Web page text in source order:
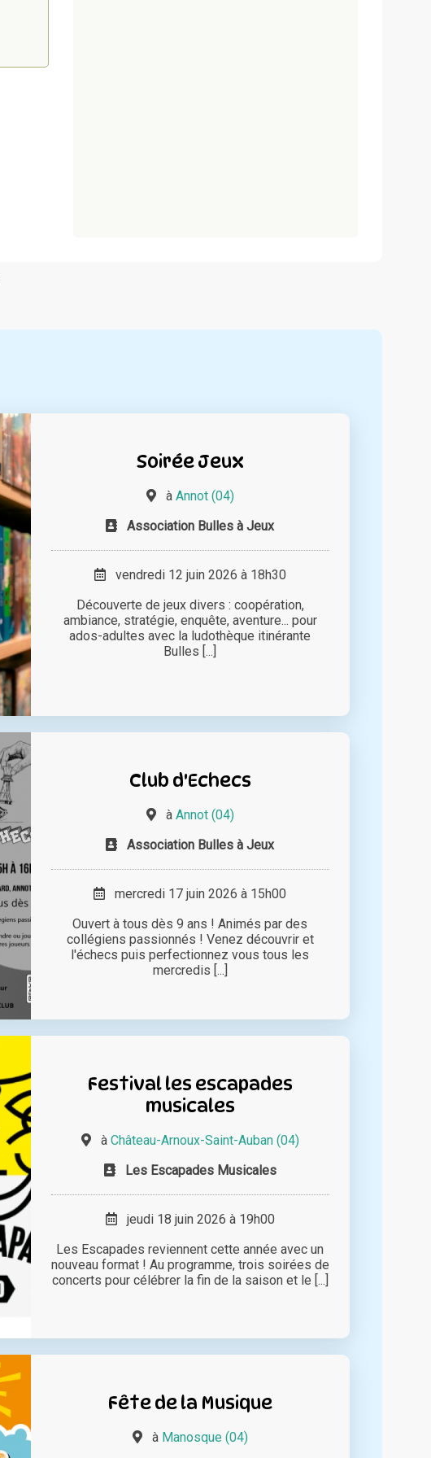
Soirée Jeux
à Annot (04)
Association Bulles à Jeux
vendredi 12 juin 2026 à 18h30
Découverte de jeux divers : coopération,
ambiance, stratégie, enquête, aventure... pour
ados-adultes avec la ludothèque itinérante
Bulles [...]
Club d'Echecs
à Annot (04)
Association Bulles à Jeux
mercredi 17 juin 2026 à 15h00
Ouvert à tous dès 9 ans ! Animés par des
collégiens passionnés ! Venez découvrir et
l'échecs puis perfectionnez vous tous les
mercredis [...]
Festival les escapades
musicales
à Château-Arnoux-Saint-Auban (04)
Les Escapades Musicales
jeudi 18 juin 2026 à 19h00
Les Escapades reviennent cette année avec un
nouveau format ! Au programme, trois soirées de
concerts pour célébrer la fin de la saison et le [...]
Fête de la Musique
à Manosque (04)